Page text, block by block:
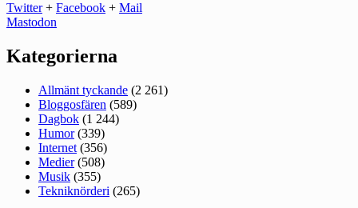
Twitter+ Facebook + Mail
Mastodon
Kategorierna
Allmänt tyckande (2 261)
Bloggosfären (589)
Dagbok (1 244)
Humor(339)
Internet (356)
Medier(508)
Musik (355)
Tekniknörderi (265)